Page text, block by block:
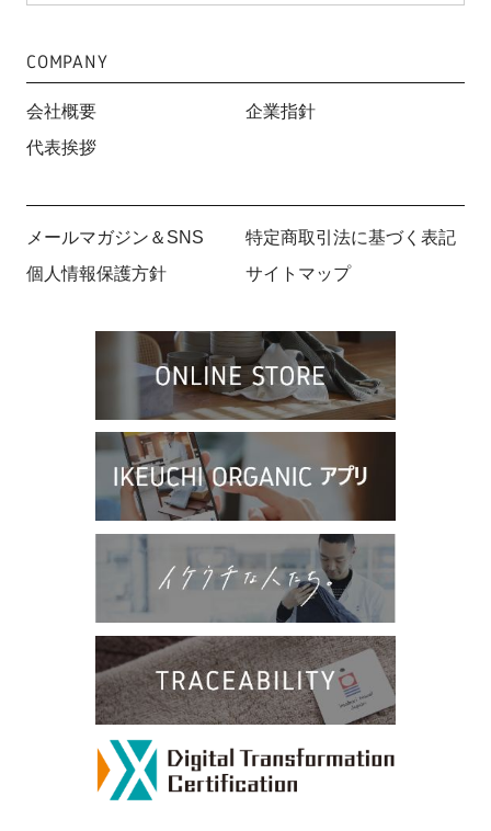
COMPANY
会社概要
企業指針
代表挨拶
メールマガジン＆SNS
特定商取引法に基づく表記
個人情報保護方針
サイトマップ